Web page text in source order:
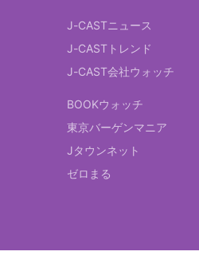
J-CASTニュース
J-CASTトレンド
J-CAST会社ウォッチ
BOOKウォッチ
東京バーゲンマニア
Jタウンネット
ゼロまる